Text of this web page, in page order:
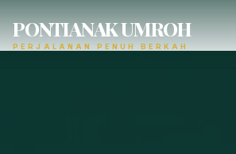
PONTIANAK UMROH
PERJALANAN PENUH BERKAH